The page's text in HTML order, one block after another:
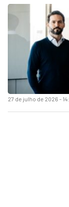
27 de julho de 2026 -